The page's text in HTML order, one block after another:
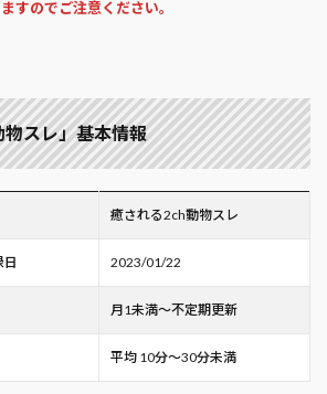
すのでご注意ください。
スレ」基本情報
癒される2ch動物スレ
日 2023/01/22
月1未満～不定期更新
平均 10分～30分未満